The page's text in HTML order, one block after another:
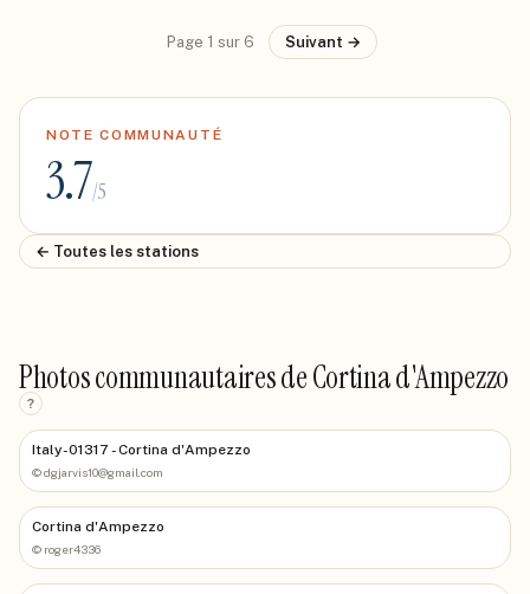
Page 1 sur 6 Suivant →
NOTE COMMUNAUTÉ
3.7/5
← Toutes les stations
Photos communautaires de Cortina d'Ampezzo
?
Italy-01317 - Cortina d'Ampezzo
©dgjarvis10@gmail.com
Cortina d'Ampezzo
© roger4336